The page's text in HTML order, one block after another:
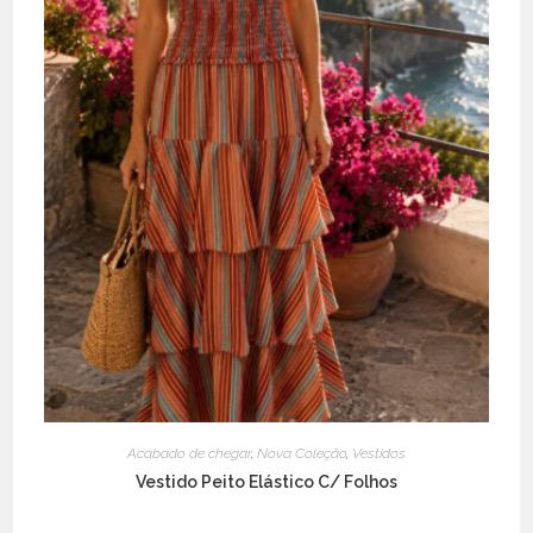
Acabado de chegar, Nova Coleção, Vestidos
Vestido Peito Elástico C/ Folhos